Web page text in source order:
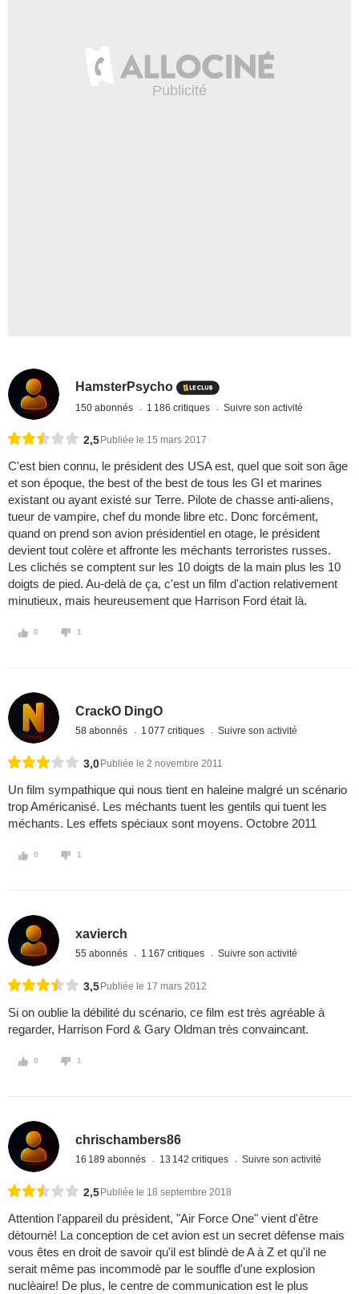
HamsterPsycho
150 abonnés 1 186 critiques Suivre son activité
2,5 Publiée le 15 mars 2017
C'est bien connu, le président des USA est, quel que soit son âge
et son époque, the best of the best de tous les GI et marines
existant ou ayant existé sur Terre. Pilote de chasse anti-aliens,
tueur de vampire, chef du monde libre etc. Donc forcément,
quand on prend son avion présidentiel en otage, le président
devient tout colère et affronte les méchants terroristes russes.
Les clichés se comptent sur les 10 doigts de la main plus les 10
doigts de pied. Au-delà de ça, c'est un film d'action relativement
minutieux, mais heureusement que Harrison Ford était là.
0 1
CrackO DingO
58 abonnés 1 077 critiques Suivre son activité
3,0 Publiée le 2 novembre 2011
Un film sympathique qui nous tient en haleine malgré un scénario
trop Américanisé. Les méchants tuent les gentils qui tuent les
méchants. Les effets spéciaux sont moyens. Octobre 2011
0 1
xavierch
55 abonnés 1 167 critiques Suivre son activité
3,5 Publiée le 17 mars 2012
Si on oublie la débilité du scénario, ce film est très agréable à
regarder, Harrison Ford & Gary Oldman très convaincant.
0 1
chrischambers86
16 189 abonnés 13 142 critiques Suivre son activité
2,5 Publiée le 18 septembre 2018
Attention l'appareil du prèsident, "Air Force One" vient d'être
dètournè! La conception de cet avion est un secret dèfense mais
vous êtes en droit de savoir qu'il est blindè de A à Z et qu'il ne
serait même pas incommodè par le souffle d'une explosion
nuclèaire! De plus, le centre de communication est le plus